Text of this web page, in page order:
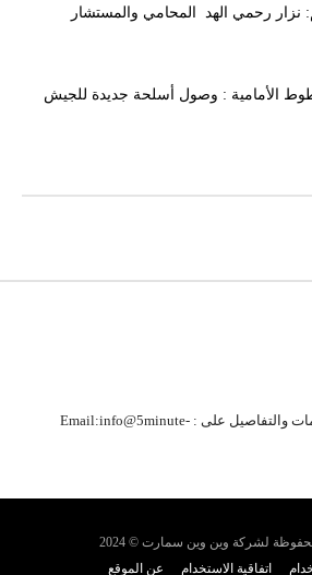
نزار رحمي الهد المحامي والمستشار
الأمامية : وصول أسلحة جديدة للجيش
تواصل معنا للمزيد من المعلومات والتفاصيل على : Email:info@5minute-
لشركة وين وين سمارت © 2024
اتفاقية الاستخدام عن الموقع